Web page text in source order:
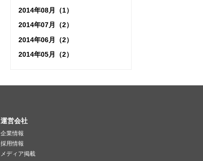
2014年08月（1）
2014年07月（2）
2014年06月（2）
2014年05月（2）
運営会社
企業情報
採用情報
メディア掲載